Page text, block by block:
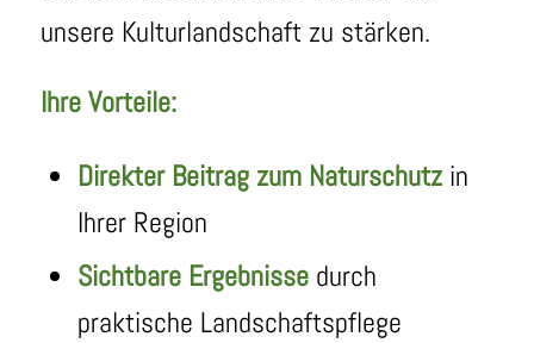
unsere Kulturlandschaft zu stärken.
Ihre Vorteile:
Direkter Beitrag zum Naturschutzin
Ihrer Region
Sichtbare Ergebnissedurch
praktische Landschaftspflege